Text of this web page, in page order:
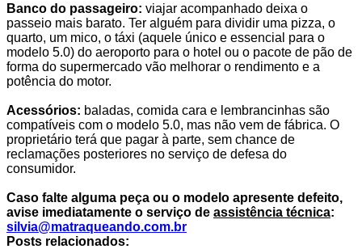
Banco do passageiro: viajar acompanhado deixa o
passeio mais barato. Ter alguém para dividir uma pizza, o
quarto, um mico, o táxi (aquele único e essencial para o
modelo 5.0) do aeroporto para o hotel ou o pacote de pão de
forma do supermercado vão melhorar o rendimento e a
potência do motor.
Acessórios: baladas, comida cara e lembrancinhas são
compatíveis com o modelo 5.0, mas não vem de fábrica. O
proprietário terá que pagar à parte, sem chance de
reclamações posteriores no serviço de defesa do
consumidor.
Caso falte alguma peça ou o modelo apresente defeito,
avise imediatamente o serviço de assistência técnica:
silvia@matraqueando.com.br
Posts relacionados: